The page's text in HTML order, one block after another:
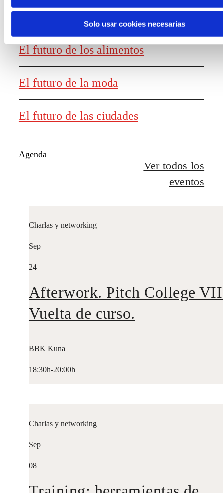
Solo usar cookies necesarias
El futuro de los alimentos
El futuro de la moda
El futuro de las ciudades
Agenda
Ver todos los
eventos
Charlas y networking
Sep
24
Afterwork. Pitch College
Vuelta de curso.
BBK Kuna
18:30h-20:00h
Charlas y networking
Sep
08